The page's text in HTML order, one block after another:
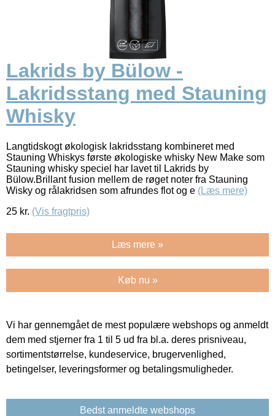
Lakrids by Bülow -
Lakridsstang med Stauning
Whisky
Langtidskogt økologisk lakridsstang kombineret med
Stauning Whiskys første økologiske whisky New Make som
Stauning whisky speciel har lavet til Lakrids by
Bülow.Brillant fusion mellem de røget noter fra Stauning
Wisky og rålakridsen som afrundes flot og e (Læs mere)
25 kr. (Vis fragtpris)
Læs mere »
Køb nu »
Vi har gennemgået de mest populære webshops og anmeldt
dem med stjerner fra 1 til 5 ud fra bl.a. deres prisniveau,
sortimentstørrelse, kundeservice, brugervenlighed,
betingelser, leveringsformer og betalingsmuligheder.
Bedst anmeldte webshops